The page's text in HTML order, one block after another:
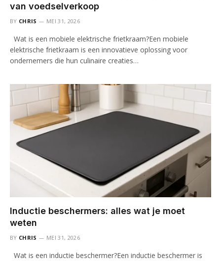
van voedselverkoop
BY CHRIS MEI 31, 2026
Wat is een mobiele elektrische frietkraam?Een mobiele
elektrische frietkraam is een innovatieve oplossing voor
ondernemers die hun culinaire creaties…
Inductie beschermers: alles wat je moet
weten
BY CHRIS MEI 31, 2026
Wat is een inductie beschermer?Een inductie beschermer is